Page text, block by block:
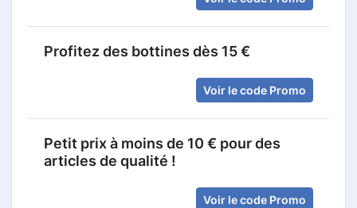
Profitez des bottines dès 15 €
Voir le code Promo
Petit prix à moins de 10 € pour des
articles de qualité !
Voir le code Promo